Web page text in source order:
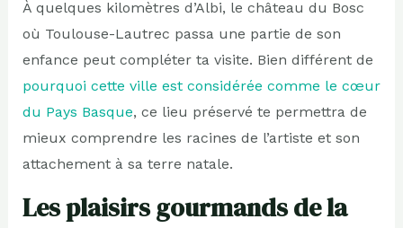
À quelques kilomètres d’Albi, le château du Bosc
où Toulouse-Lautrec passa une partie de son
enfance peut compléter ta visite. Bien différent de
pourquoi cette ville est considérée comme le cœur
du Pays Basque, ce lieu préservé te permettra de
mieux comprendre les racines de l’artiste et son
attachement à sa terre natale.
Les plaisirs gourmands de la